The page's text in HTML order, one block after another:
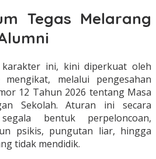
Tegas Melarang
karakter ini, kini diperkuat oleh
melalui pengesahan
12 Tahun 2026 tentang Masa
Sekolah. Aturan ini secara
bentuk perpeloncoan,
psikis, pungutan liar, hingga
tidak mendidik.